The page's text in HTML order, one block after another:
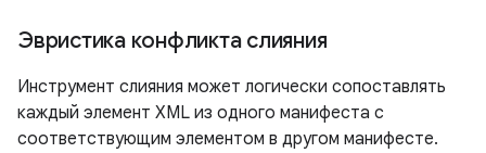
Эвристика конфликта слияния
Инструмент слияния может логически сопоставлять
каждый элемент XML из одного манифеста с
соответствующим элементом в другом манифесте.